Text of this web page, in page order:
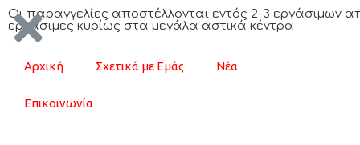
Oι παραγγελίες αποστέλλονται εντός 2-3 εργάσιμων
εργάσιμες κυρίως στα μεγάλα αστικά κέντρα
Αρχική Σχετικά με Εμάς Νέα
Επικοινωνία